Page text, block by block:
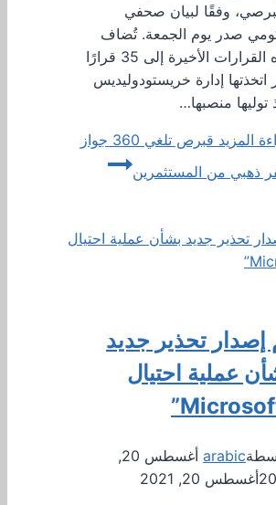
وفقًا لبيان صحفي
صدر يوم الجمعة. تُضاف
هذه القرارات الأخيرة إلى 35 قرارًا
اتخذتها إدارة خريستودوليديس
توليها منصبها…
المزيد
قبرص تلغي 360 جواز
ذهبي من المستثمرين
إصدار تحذير جديد
عملية احتيال
arabic
أغسطس 20,
أغسطس 20, 2021